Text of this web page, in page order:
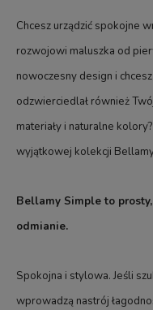
Chcesz urządzić spokojne
rozwojowi maluszka od
nowoczesny design i
odzwierciedlał również
materiały i naturalne
wyjątkowej kolekcji
Bellamy Simple to
odmianie.
Spokojna i stylowa. Jeśli
wprowadzą nastrój